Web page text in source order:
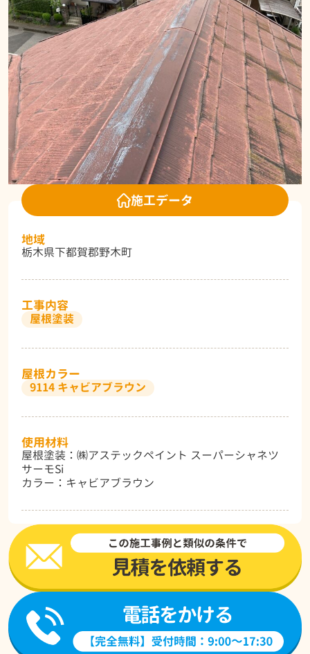
施工データ
地域
栃木県下都賀郡野木町
工事内容
屋根塗装
屋根カラー
9114 キャビアブラウン
使用材料
屋根塗装：㈱アステックペイント スーパーシャネツ
サーモSi
カラー：キャビアブラウン